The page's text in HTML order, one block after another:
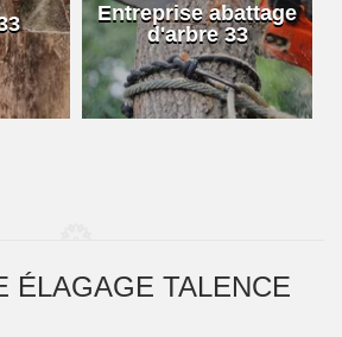
Entreprise abattage
d'arbre 33
ÉLAGAGE TALENCE